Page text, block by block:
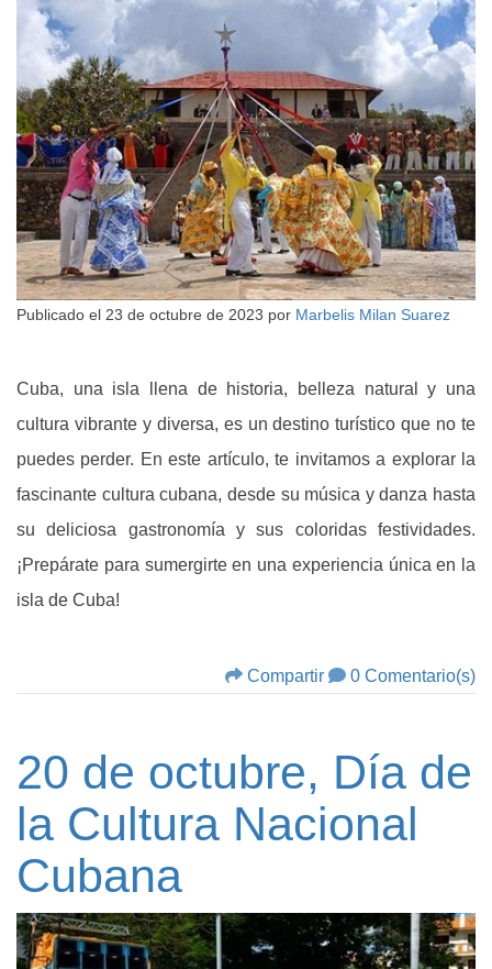
Publicado el 23 de octubre de 2023 por Marbelis Milan Suarez
Cuba, una isla llena de historia, belleza natural y una
cultura vibrante y diversa, es un destino turístico que no te
puedes perder. En este artículo, te invitamos a explorar la
fascinante cultura cubana, desde su música y danza hasta
su deliciosa gastronomía y sus coloridas festividades.
¡Prepárate para sumergirte en una experiencia única en la
isla de Cuba!
Compartir 0 Comentario(s)
20 de octubre, Día de
la Cultura Nacional
Cubana